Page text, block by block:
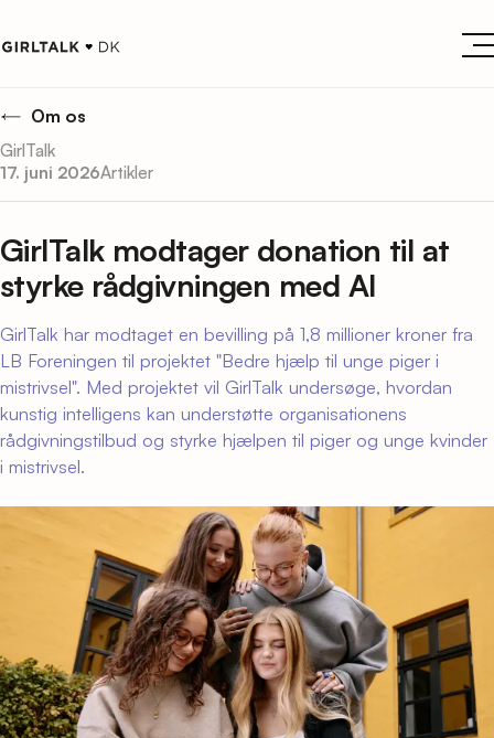
Om os
GirlTalk
17. juni 2026Artikler
GirlTalk modtager donation til at
styrke rådgivningen med AI
GirlTalk har modtaget en bevilling på 1,8 millioner kroner fra
LB Foreningen til projektet "Bedre hjælp til unge piger i
mistrivsel". Med projektet vil GirlTalk undersøge, hvordan
kunstig intelligens kan understøtte organisationens
rådgivningstilbud og styrke hjælpen til piger og unge kvinder
i mistrivsel.